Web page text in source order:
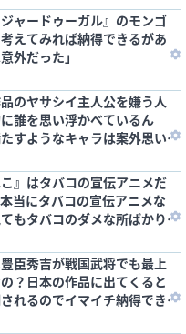
ャードゥーガル』のモンゴ
えてみれば納得できるがあ
外だった」
のヤサシイ主人公を嫌う人
誰を思い浮かべているん
すようなキャラは案外思い
』はタバコの宣伝アニメだ
当にタバコの宣伝アニメな
もタバコのダメな所ばかり
臣秀吉が戦国武将でも最上
？日本の作品に出てくると
れるのでイマイチ納得でき